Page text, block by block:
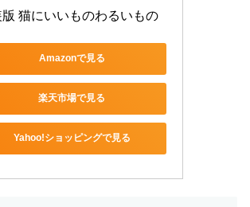
版 猫にいいものわるいもの
Amazonで見る
楽天市場で見る
Yahoo!ショッピングで見る